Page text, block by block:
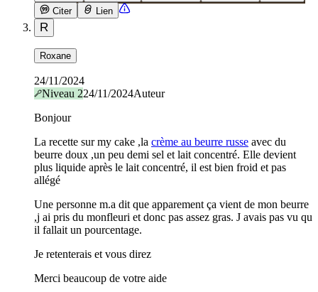
Citer
Lien
R
Roxane
24/11/2024
Niveau 224/11/2024Auteur
Bonjour
La recette sur my cake ,la crème au beurre russe avec du
beurre doux ,un peu demi sel et lait concentré. Elle devient
plus liquide après le lait concentré, il est bien froid et pas
allégé
Une personne m.a dit que apparement ça vient de mon beurre
,j ai pris du monfleuri et donc pas assez gras. J avais pas vu qu
il fallait un pourcentage.
Je retenterais et vous direz
Merci beaucoup de votre aide